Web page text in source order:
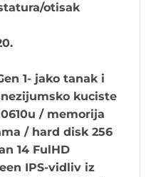
otisak
1- jako tanak i
kuciste
/ memorija
/ hard disk 256
14 FulHD
IPS-vidliv iz